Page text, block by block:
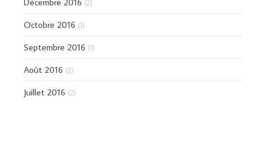
(2)
Octobre 2016 (1)
Septembre 2016 (1)
Août 2016 (2)
Juillet 2016 (2)